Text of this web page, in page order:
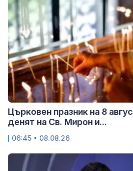
Църковен празник на 8
денят на Св. Мирон и...
06:45 • 08.08.26